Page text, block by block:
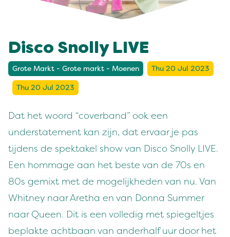
Disco Snolly LIVE
Grote Markt - Grote markt - Moenen Thu 20 Jul 2023
Thu 20 Jul 2023
Dat het woord “coverband” ook een
understatement kan zijn, dat ervaar je pas
tijdens de spektakel show van Disco Snolly LIVE.
Een hommage aan het beste van de 70s en
80s gemixt met de mogelijkheden van nu. Van
Whitney naar Aretha en van Donna Summer
naar Queen. Dit is een volledig met spiegeltjes
beplakte achtbaan van anderhalf uur door het